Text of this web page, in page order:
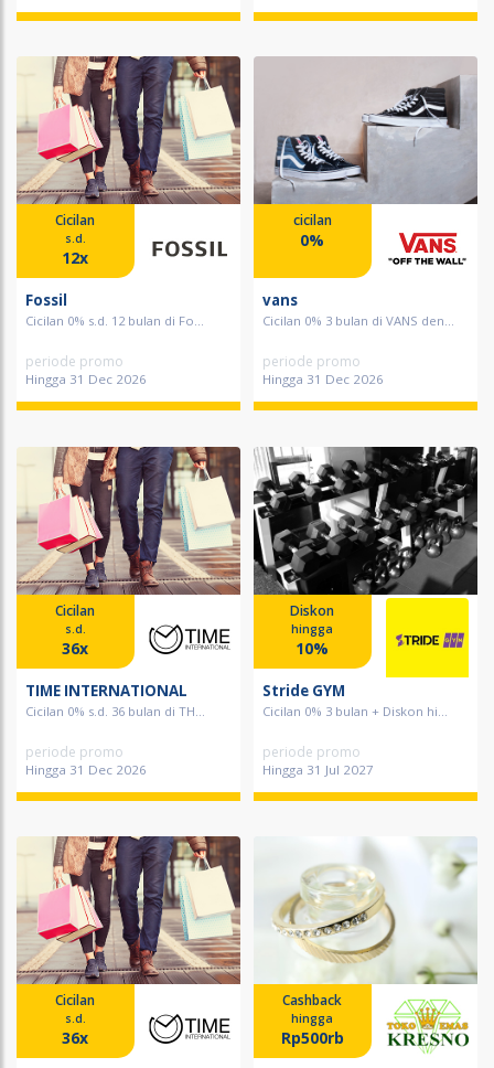
Cicilan
s.d.
12x
Fossil
Cicilan 0% s.d. 12 bulan di Fo...
periode promo
Hingga 31 Dec 2026
cicilan
0%
vans
Cicilan 0% 3 bulan di VANS den...
periode promo
Hingga 31 Dec 2026
Cicilan
s.d.
36x
TIME INTERNATIONAL
Cicilan 0% s.d. 36 bulan di TH...
periode promo
Hingga 31 Dec 2026
Diskon
hingga
10%
Stride GYM
Cicilan 0% 3 bulan + Diskon hi...
periode promo
Hingga 31 Jul 2027
Cicilan
s.d.
36x
Cashback
hingga
Rp500rb